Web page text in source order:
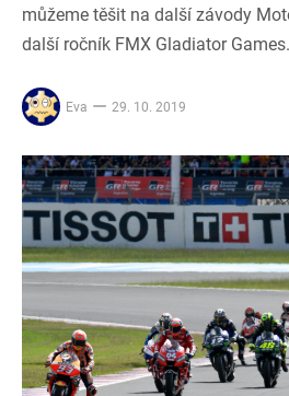
můžeme těšit na další závody
další ročník FMX Gladiator Games.
Eva 29. 10. 2019